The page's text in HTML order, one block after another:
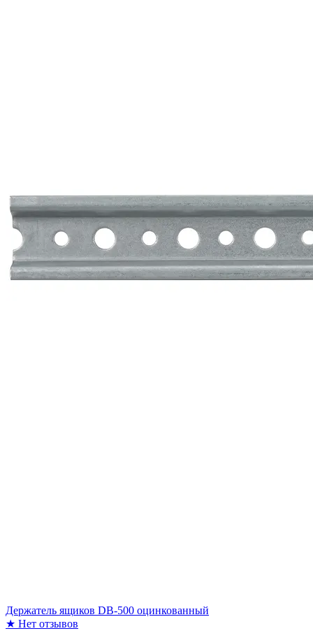
Держатель ящиков DB-500 оцинкованный
★ Нет отзывов